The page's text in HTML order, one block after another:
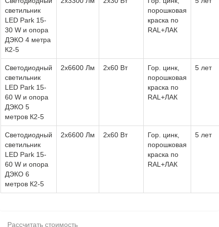
светильник
LED Park 15-
30 W и опора
ДЭКО 4 метра
К2-5
порошковая
краска по
RAL+ЛАК
Светодиодный
светильник
LED Park 15-
60 W и опора
ДЭКО 5
метров К2-5
2х6600 Лм 2х60 Вт
Гор. цинк,
порошковая
краска по
RAL+ЛАК
5 лет
Светодиодный
светильник
LED Park 15-
60 W и опора
ДЭКО 6
метров К2-5
2х6600 Лм 2х60 Вт
Гор. цинк,
порошковая
краска по
RAL+ЛАК
5 лет
Рассчитать стоимость